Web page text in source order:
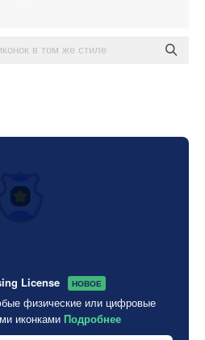
License НОВОЕ
физические или цифровые
иконками Подробнее